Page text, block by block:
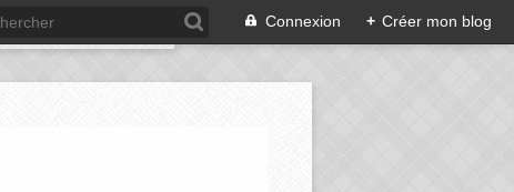
Connexion + Créer mon blog